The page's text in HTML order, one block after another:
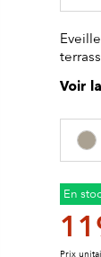
Voir
En
Prix